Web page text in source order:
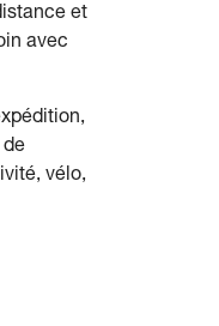
et
avec
de
vélo,